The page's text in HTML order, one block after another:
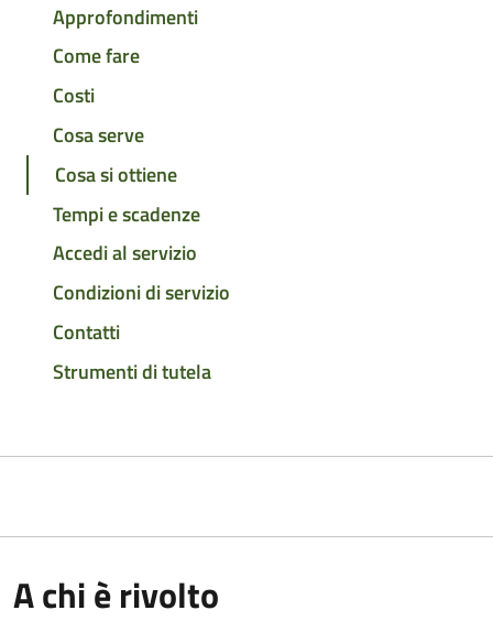
Approfondimenti
Come fare
Costi
Cosa serve
Cosa si ottiene
Tempi e scadenze
Accedi al servizio
Condizioni di servizio
Contatti
Strumenti di tutela
A chi è rivolto